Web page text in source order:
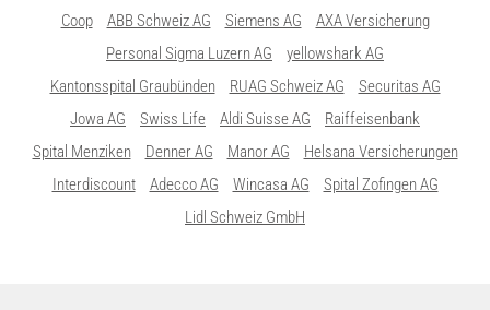
Coop ABB Schweiz AG Siemens AG
AXA Versicherung
Personal Sigma Luzern AG
yellowshark AG
Kantonsspital Graubünden
RUAG Schweiz AG
Securitas AG
Jowa AG
Swiss Life Aldi Suisse AG
Raiffeisenbank
Spital Menziken
Denner AG Manor AG
Helsana Versicherungen
Interdiscount
Adecco AG Wincasa AG
Spital Zofingen AG
Lidl Schweiz GmbH